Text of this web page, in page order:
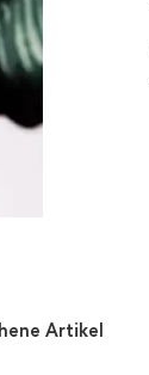
Artikel